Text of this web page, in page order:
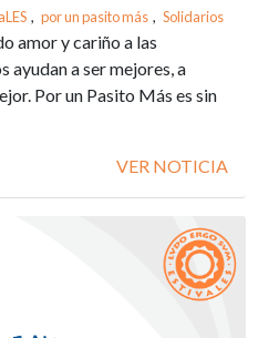
, por un pasito más , Solidarios
amor y cariño a las
ayudan a ser mejores, a
Por un Pasito Más es sin
VER NOTICIA